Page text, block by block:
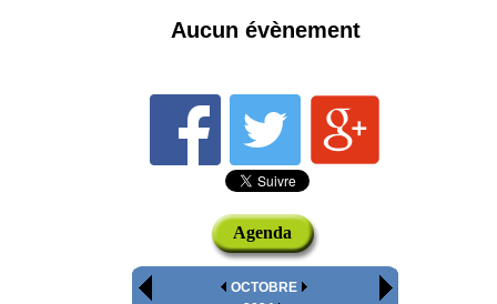
Aucun évènement
Agenda
OCTOBRE